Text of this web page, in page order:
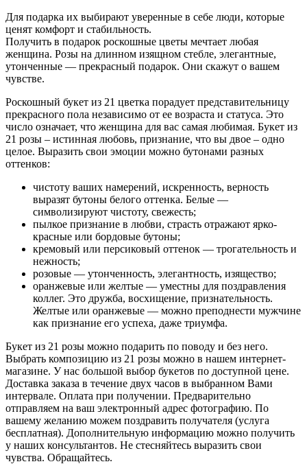
Для подарка их выбирают уверенные в себе люди, которые
ценят комфорт и стабильность.
Получить в подарок роскошные цветы мечтает любая
женщина. Розы на длинном изящном стебле, элегантные,
утонченные — прекрасный подарок. Они скажут о вашем
чувстве.
Роскошный букет из 21 цветка порадует представительницу
прекрасного пола независимо от ее возраста и статуса. Это
число означает, что женщина для вас самая любимая. Букет из
21 розы – истинная любовь, признание, что вы двое – одно
целое. Выразить свои эмоции можно бутонами разных
оттенков:
чистоту ваших намерений, искренность, верность
выразят бутоны белого оттенка. Белые —
символизируют чистоту, свежесть;
пылкое признание в любви, страсть отражают ярко-
красные или бордовые бутоны;
кремовый или персиковый оттенок — трогательность и
нежность;
розовые — утонченность, элегантность, изящество;
оранжевые или желтые — уместны для поздравления
коллег. Это дружба, восхищение, признательность.
Желтые или оранжевые — можно преподнести мужчине
как признание его успеха, даже триумфа.
Букет из 21 розы можно подарить по поводу и без него.
Выбрать композицию из 21 розы можно в нашем интернет-
магазине. У нас большой выбор букетов по доступной цене.
Доставка заказа в течение двух часов в выбранном Вами
интервале. Оплата при получении. Предварительно
отправляем на ваш электронный адрес фотографию. По
вашему желанию можем поздравить получателя (услуга
бесплатная). Дополнительную информацию можно получить
у наших консультантов. Не стесняйтесь выразить свои
чувства. Обращайтесь.